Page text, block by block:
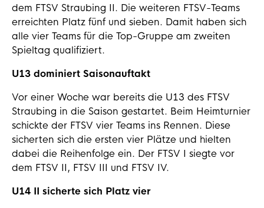
dem FTSV Straubing II. Die weiteren FTSV-Teams
erreichten Platz fünf und sieben. Damit haben sich
alle vier Teams für die Top-Gruppe am zweiten
Spieltag qualifiziert.
U13 dominiert Saisonauftakt
Vor einer Woche war bereits die U13 des FTSV
Straubing in die Saison gestartet. Beim Heimturnier
schickte der FTSV vier Teams ins Rennen. Diese
sicherten sich die ersten vier Plätze und hielten
dabei die Reihenfolge ein. Der FTSV I siegte vor
dem FTSV II, FTSV III und FTSV IV.
U14 II sicherte sich Platz vier